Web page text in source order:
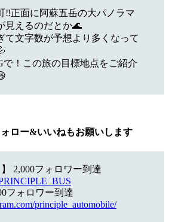
‼正面に阿蘇五岳の大パノラマ
見えるのだとか🌊
て文字数が予想より多くなって
！この旅の目標地点をご紹介
ロー&いいねもお願いします
】 2,000フォロワー到達
フォロワー到達
principle_automobile/